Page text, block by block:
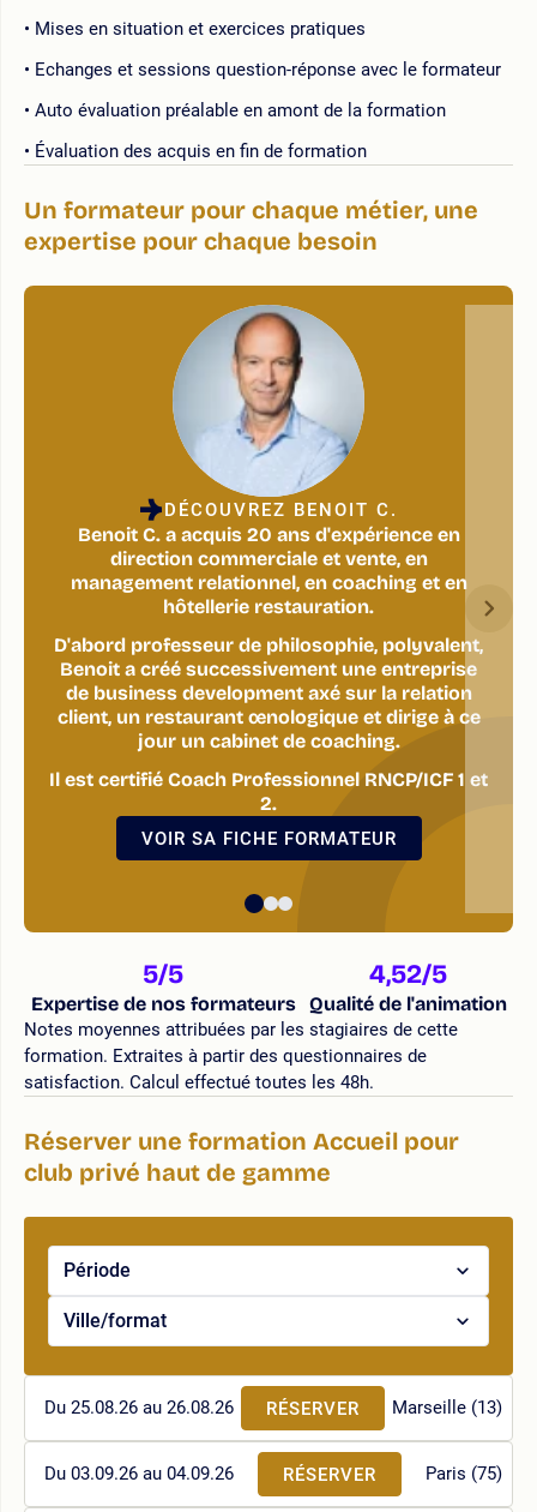
Mises en situation et exercices pratiques
Echanges et sessions question-réponse avec le formateur
Auto évaluation préalable en amont de la formation
Évaluation des acquis en fin de formation
Un formateur pour chaque métier, une
expertise pour chaque besoin
DÉCOUVREZ BENOIT C.
Benoit C. a acquis 20 ans d'expérience en
direction commerciale et vente, en
management relationnel, en coaching et en
hôtellerie restauration.
D'abord professeur de philosophie, polyvalent,
Benoit a créé successivement une entreprise
de business development axé sur la relation
client, un restaurant œnologique et dirige à ce
jour un cabinet de coaching.
Il est certifié Coach Professionnel RNCP/ICF 1 et
2.
VOIR SA FICHE FORMATEUR
5/5
Expertise de nos formateurs
4,52/5
Qualité de l'animation
Notes moyennes attribuées par les stagiaires de cette
formation. Extraites à partir des questionnaires de
satisfaction. Calcul effectué toutes les 48h.
Réserver une formation Accueil pour
club privé haut de gamme
Période
Ville/format
Du 25.08.26 au 26.08.26 Marseille (13)
RÉSERVER
Du 03.09.26 au 04.09.26 Paris (75)
RÉSERVER